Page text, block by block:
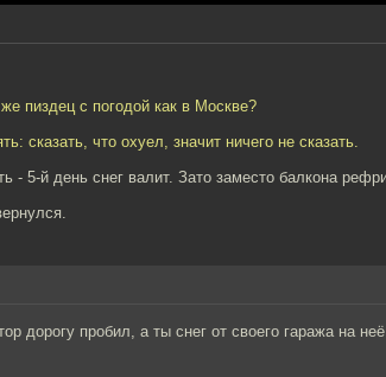
пиздец с погодой как в Москве?
сказать, что охуел, значит ничего не сказать.
- 5-й день снег валит. Зато заместо балкона
дорогу пробил, а ты снег от своего гаража на